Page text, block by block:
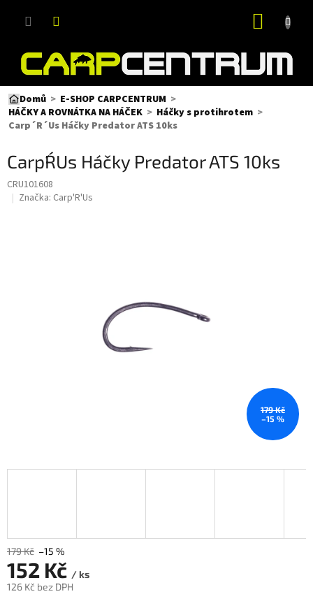
Domů
E-SHOP CARPCENTRUM
HÁČKY A ROVNÁTKA NA HÁČEK
Háčky s protihrotem
Carp´R´Us Háčky Predator ATS 10ks
Carp´R´Us Háčky Predator ATS 10ks
CRU101608
Značka: Carp'R'Us
179 Kč
–15 %
179 Kč –15 %
152 Kč / ks
126 Kč bez DPH